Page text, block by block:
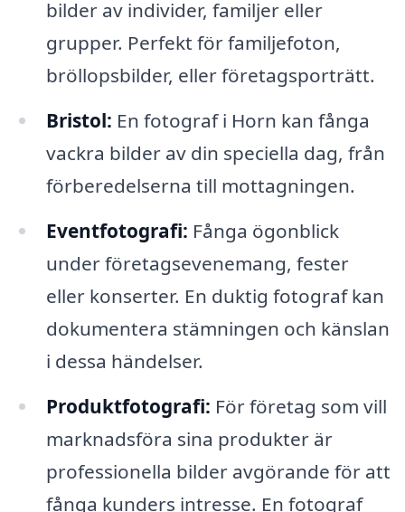
bilder av individer, familjer eller
grupper. Perfekt för familjefoton,
bröllopsbilder, eller företagsporträtt.
Bristol: En fotograf i Horn kan fånga
vackra bilder av din speciella dag, från
förberedelserna till mottagningen.
Eventfotografi: Fånga ögonblick
under företagsevenemang, fester
eller konserter. En duktig fotograf kan
dokumentera stämningen och känslan
i dessa händelser.
Produktfotografi: För företag som vill
marknadsföra sina produkter är
professionella bilder avgörande för att
fånga kunders intresse. En fotograf